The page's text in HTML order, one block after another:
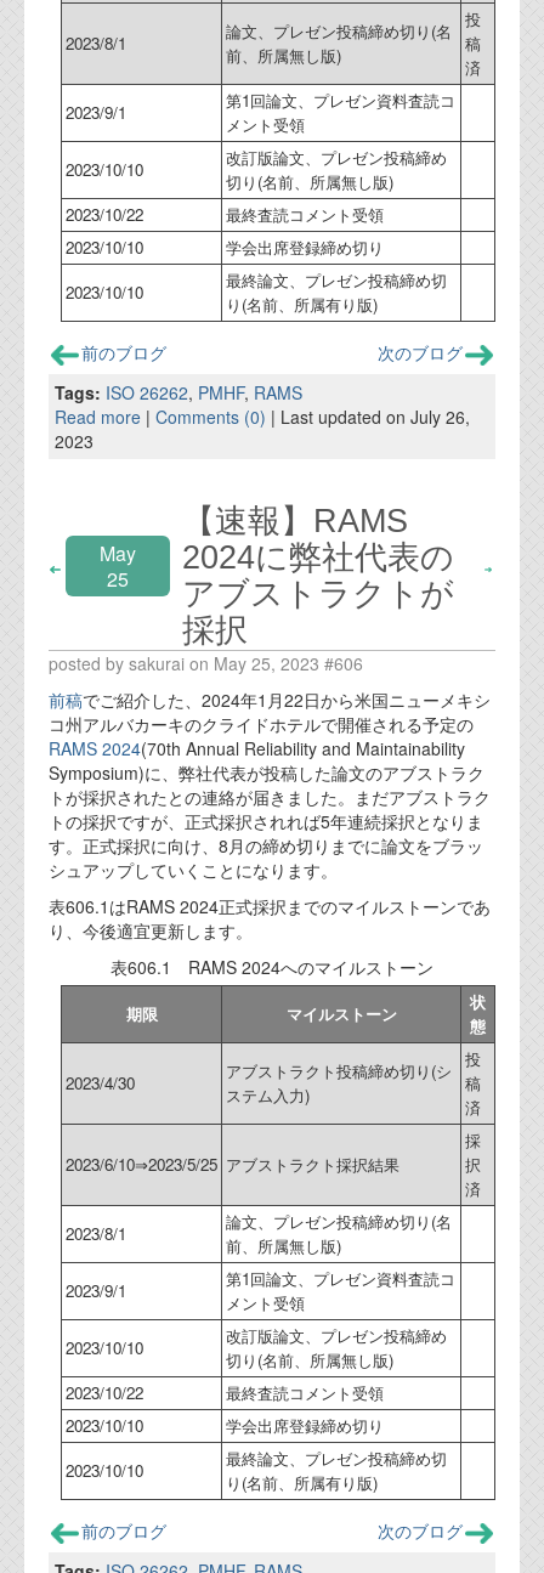
2023/8/1
論文、プレゼン投稿締め切り(名
前、所属無し版)
投
稿
済
2023/9/1
第1回論文、プレゼン資料査読コ
メント受領
2023/10/10
改訂版論文、プレゼン投稿締め
切り(名前、所属無し版)
2023/10/22
最終査読コメント受領
2023/10/10
学会出席登録締め切り
2023/10/10
最終論文、プレゼン投稿締め切
り(名前、所属有り版)
前のブログ
次のブログ
Tags: ISO 26262, PMHF, RAMS
Read more | Comments (0) | Last updated on July 26,
2023
May
25
【速報】RAMS
2024に弊社代表の
アブストラクトが
採択
posted by sakurai on May 25, 2023 #606
前稿でご紹介した、2024年1月22日から米国ニューメキシ
コ州アルバカーキのクライドホテルで開催される予定の
RAMS 2024(70th Annual Reliability and Maintainability
Symposium)に、弊社代表が投稿した論文のアブストラク
トが採択されたとの連絡が届きました。まだアブストラク
トの採択ですが、正式採択されれば5年連続採択となりま
す。正式採択に向け、8月の締め切りまでに論文をブラッ
シュアップしていくことになります。
表606.1はRAMS 2024正式採択までのマイルストーンであ
り、今後適宜更新します。
表606.1 RAMS 2024へのマイルストーン
期限 マイルストーン
状
態
2023/4/30
アブストラクト投稿締め切り(シ
ステム入力)
投
稿
済
2023/6/10⇒2023/5/25 アブストラクト採択結果
採
択
済
2023/8/1
論文、プレゼン投稿締め切り(名
前、所属無し版)
2023/9/1
第1回論文、プレゼン資料査読コ
メント受領
2023/10/10
改訂版論文、プレゼン投稿締め
切り(名前、所属無し版)
2023/10/22
最終査読コメント受領
2023/10/10
学会出席登録締め切り
2023/10/10
最終論文、プレゼン投稿締め切
り(名前、所属有り版)
前のブログ
次のブログ